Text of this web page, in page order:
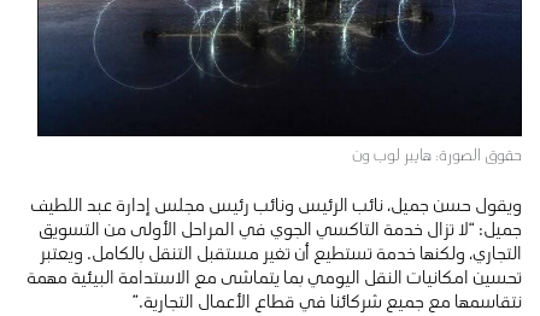
حقوق الصورة: هايبر لوب ون
ويقول حسن جميل، نائب الرئيس ونائب رئيس مجلس إدارة عبد اللطيف
جميل: “لا تزال خدمة التاكسي الجوي في المراحل الأولى من التسويق
التجاري، ولكنها خدمة تستطيع أن تغير مستقبل التنقل بالكامل. ويعتبر
تحسين امكانيات النقل اليومي بما يتماشى مع الاستدامة البيئية مهمة
نتقاسمها مع جميع شركائنا في قطاع الأعمال التجارية.”